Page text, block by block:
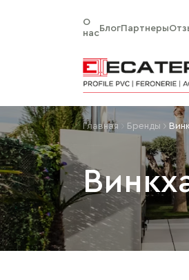
О
нас
БлогПартнеры
Главная Бренды